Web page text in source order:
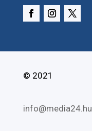
© 2021
info@media24.hu